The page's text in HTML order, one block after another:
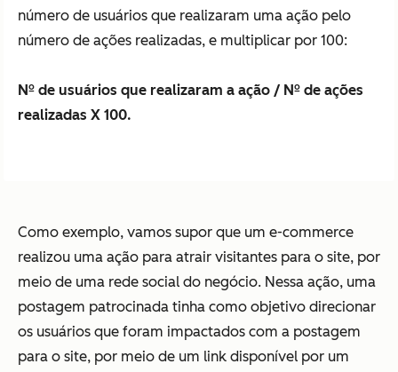
número de usuários que realizaram uma ação pelo
número de ações realizadas, e multiplicar por 100:
Nº de usuários que realizaram a ação / Nº de ações
realizadas X 100.
Como exemplo, vamos supor que um e-commerce
realizou uma ação para atrair visitantes para o site, por
meio de uma rede social do negócio. Nessa ação, uma
postagem patrocinada tinha como objetivo direcionar
os usuários que foram impactados com a postagem
para o site, por meio de um link disponível por um